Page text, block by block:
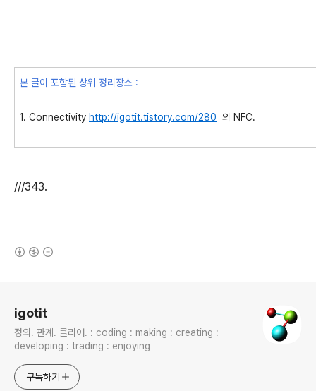
본 글이 포함된 상위 정리장소 :
1. Connectivity http://igotit.tistory.com/280 의 NFC.
///343.
igotit
정의. 관계. 클리어. : coding : making : creating :
developing : trading : enjoying
구독하기